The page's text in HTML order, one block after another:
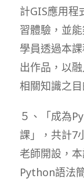
計GIS應用程
習體驗，並
學員透過本
出作品，以
相關知識之目
５、「成為
課」，共計7
老師開設，
Python語法